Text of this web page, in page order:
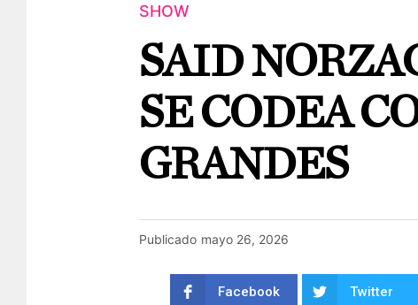
SHOW
SAID
SE CODEA
GRANDES
Publicado mayo 26, 2026
Facebook Twitter